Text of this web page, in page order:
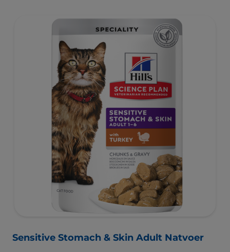
Sensitive Stomach & Skin Adult Natvoer